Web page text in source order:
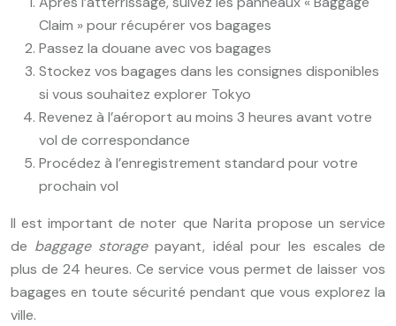
Claim » pour récupérer vos bagages
Passez la douane avec vos bagages
Stockez vos bagages dans les consignes disponibles
si vous souhaitez explorer Tokyo
Revenez à l’aéroport au moins 3 heures avant votre
vol de correspondance
Procédez à l’enregistrement standard pour votre
prochain vol
Il est important de noter que Narita propose un service
de baggage storagepayant, idéal pour les escales de
plus de 24 heures. Ce service vous permet de laisser vos
bagages en toute sécurité pendant que vous explorez la
ville.